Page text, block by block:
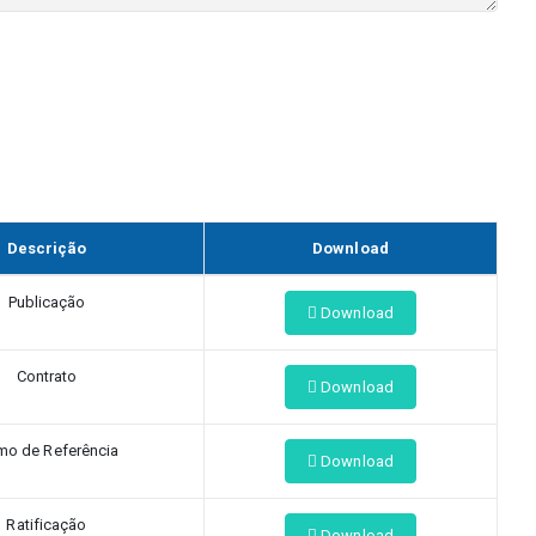
Descrição Download
Publicação
Download
Contrato
Download
de Referência
Download
Ratificação